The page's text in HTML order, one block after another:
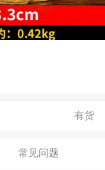
有货
常见问题